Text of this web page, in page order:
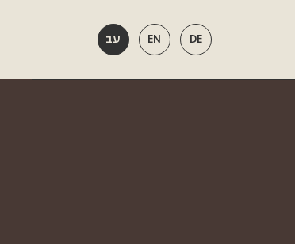
EN עב DE